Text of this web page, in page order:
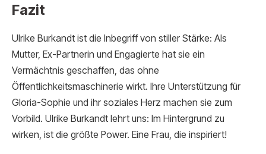
Fazit
Ulrike Burkandt ist die Inbegriff von stiller Stärke: Als
Mutter, Ex-Partnerin und Engagierte hat sie ein
Vermächtnis geschaffen, das ohne
Öffentlichkeitsmaschinerie wirkt. Ihre Unterstützung für
Gloria-Sophie und ihr soziales Herz machen sie zum
Vorbild. Ulrike Burkandt lehrt uns: Im Hintergrund zu
wirken, ist die größte Power. Eine Frau, die inspiriert!